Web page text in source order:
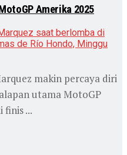
Amerika 2025
makin percaya diri
utama MotoGP
finis ...